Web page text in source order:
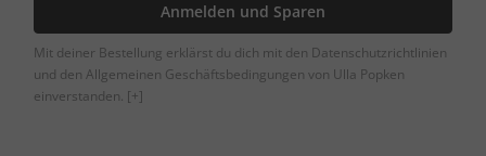
Anmelden und Sparen
Mit deiner Bestellung erklärst du dich mit den Datenschutzrichtlinien
und den Allgemeinen Geschäftsbedingungen von Ulla Popken
einverstanden. [+]